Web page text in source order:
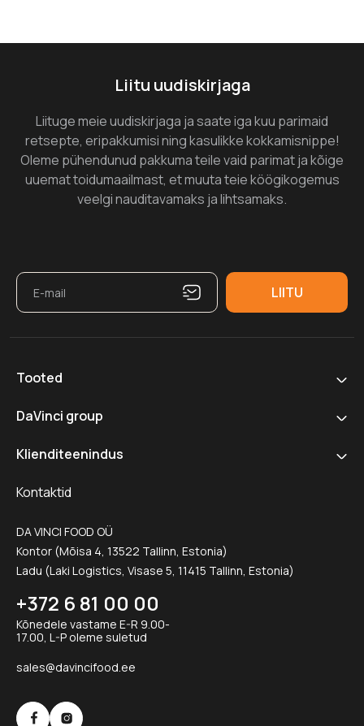
Liitu uudiskirjaga
Liituge meie uudiskirjaga ja saate iga kuu parimaid
retsepte, eripakkumisi ning kasulikke kokkamisnippe!
Oleme pühendunud pakkuma teile vaid parimat ja kõige
uuemat toidumaailmast, et muuta teie köögikogemus
veelgi nauditavamaks ja lihtsamaks.
Tooted
DaVinci group
Klienditeenindus
Kontaktid
DA VINCI FOOD OÜ
Kontor (Mõisa 4, 13522 Tallinn, Estonia)
Ladu (Laki Logistics, Visase 5, 11415 Tallinn, Estonia)
+372 6 81 00 00
Kõnedele vastame E-R 9.00-
17.00, L-P oleme suletud
sales@davincifood.ee